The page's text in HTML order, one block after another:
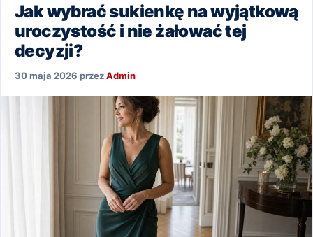
Jak wybrać sukienkę na wyjątkową
uroczystość i nie żałować tej
decyzji?
30 maja 2026 przezAdmin